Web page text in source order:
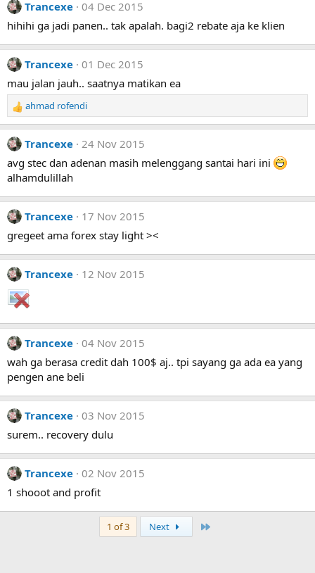
Trancexe 04 Dec 2015
hihihi ga jadi panen.. tak apalah. bagi2 rebate aja ke klien
Trancexe 01 Dec 2015
mau jalan jauh.. saatnya matikan ea
R
e
a
c
t
i
n
s
:
ahmad rofendi
Trancexe 24 Nov 2015
avg stec dan adenan masih melenggang santai hari ini
alhamdulillah
Trancexe
17 Nov 2015
gregeet ama forex stay light ><
Trancexe 12 Nov 2015
Trancexe 04 Nov 2015
wah ga berasa credit dah 100$ aj.. tpi sayang ga ada ea yang
pengen ane beli
Trancexe 03 Nov 2015
surem.. recovery dulu
Trancexe 02 Nov 2015
1 shooot and profit
1 of 3 Next